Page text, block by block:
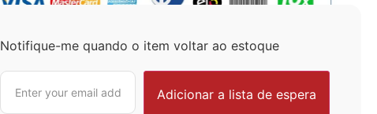
Notifique-me quando o item voltar ao estoque